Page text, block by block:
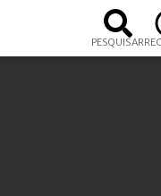
PESQUISAR